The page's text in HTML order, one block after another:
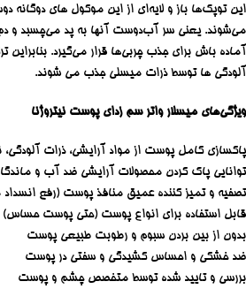
این توپک‌ها باز و لایه‌ای از این موکول های دوگانه
می‌شوند. یعنی سر آب‌دوست‌ آنها به پد می‌چسبد و
آماده ‌باش برای جذب چربی‌ها قرار می‌گیرد. بنابراین
آلودگی ها توسط ذرات میسلی جذب می شوند.
ویژگی‌های میسلار واتر سم زدای پوست نیتروژنا
پاکسازی کامل پوست از مواد آرایشی، ذرات
توانایی پاک کردن محصولات آرایشی ضد آب و
تصفیه و تمیز کننده عمیق منافذ پوست (رفع انسداد
قابل استفاده برای انواع پوست (حتی پوست حساس)
بدون از بین بردن سبوم و رطوبت طبیعی پوست
ضد خشکی و احساس کشیدگی و سفتی در پوست
بررسی و تایید شده توسط متخصص چشم و پوست